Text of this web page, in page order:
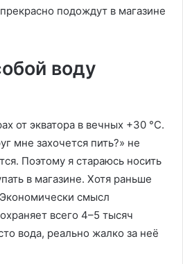
подождут в магазине
воду
от экватора в вечных +30 °C.
мне захочется пить?» не
Поэтому я стараюсь носить
в магазине. Хотя раньше
смысл
всего 4–5 тысяч
вода, реально жалко за неё